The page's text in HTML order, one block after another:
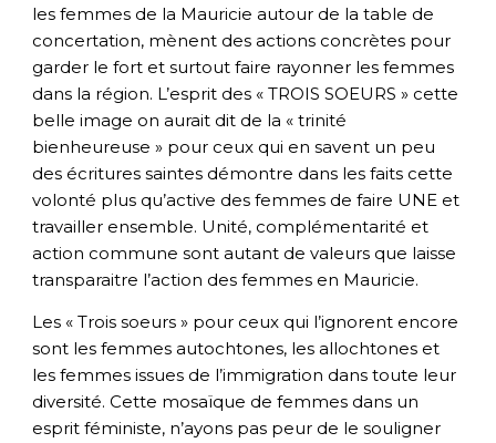
les femmes de la Mauricie autour de la table de
concertation, mènent des actions concrètes pour
garder le fort et surtout faire rayonner les femmes
dans la région. L’esprit des « TROIS SOEURS » cette
belle image on aurait dit de la « trinité
bienheureuse » pour ceux qui en savent un peu
des écritures saintes démontre dans les faits cette
volonté plus qu’active des femmes de faire UNE et
travailler ensemble. Unité, complémentarité et
action commune sont autant de valeurs que laisse
transparaitre l’action des femmes en Mauricie.
Les « Trois soeurs » pour ceux qui l’ignorent encore
sont les femmes autochtones, les allochtones et
les femmes issues de l’immigration dans toute leur
diversité. Cette mosaïque de femmes dans un
esprit féministe, n’ayons pas peur de le souligner